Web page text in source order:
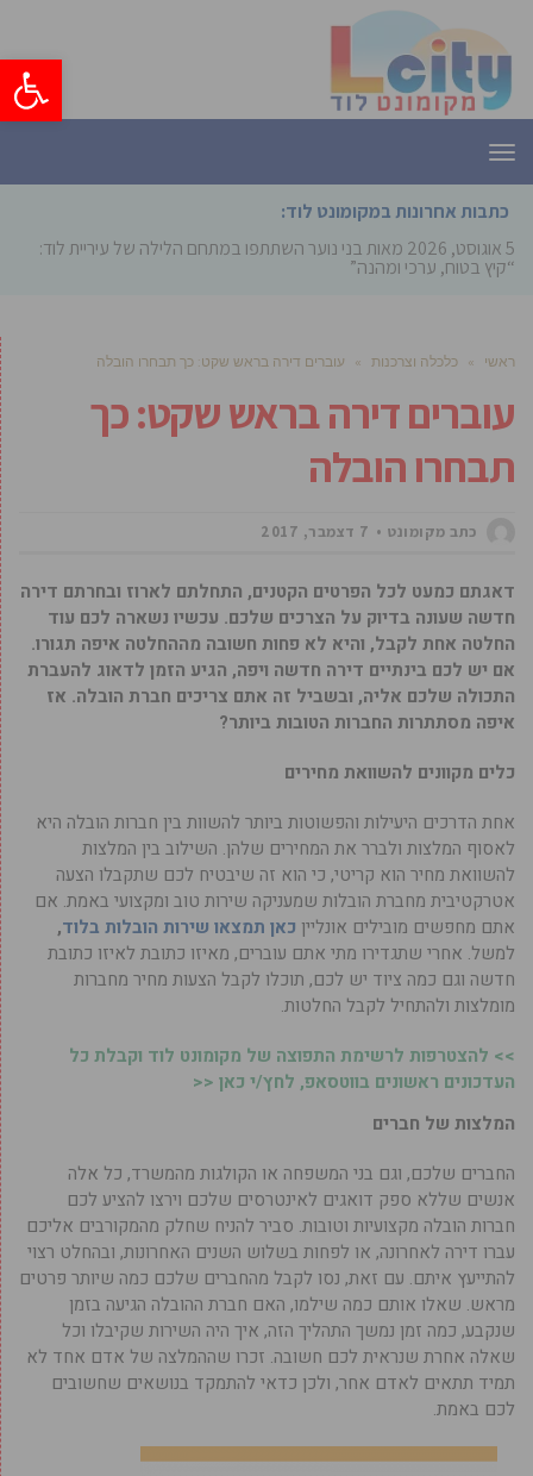
פתח
תפריט
כתבות אחרונות במקומונט לוד:
5 אוגוסט, 2026
מאות בני נוער השתתפו במתחם הלילה של עיריית לוד:
“קיץ בטוח, ערכי ומהנה”
ראשי » כלכלה וצרכנות » עוברים דירה בראש שקט: כך תבחרו הובלה
עוברים דירה בראש שקט: כך
תבחרו הובלה
כתב מקומונט 7 דצמבר, 2017
דאגתם כמעט לכל הפרטים הקטנים, התחלתם לארוז ובחרתם דירה
חדשה שעונה בדיוק על הצרכים שלכם. עכשיו נשארה לכם עוד
החלטה אחת לקבל, והיא לא פחות חשובה מההחלטה איפה תגורו.
אם יש לכם בינתיים דירה חדשה ויפה, הגיע הזמן לדאוג להעברת
התכולה שלכם אליה, ובשביל זה אתם צריכים חברת הובלה. אז
איפה מסתתרות החברות הטובות ביותר?
כלים מקוונים להשוואת מחירים
אחת הדרכים היעילות והפשוטות ביותר להשוות בין חברות הובלה היא
לאסוף המלצות ולברר את המחירים שלהן. השילוב בין המלצות
להשוואת מחיר הוא קריטי, כי הוא זה שיבטיח לכם שתקבלו הצעה
אטרקטיבית מחברת הובלות שמעניקה שירות טוב ומקצועי באמת. אם
אתם מחפשים מובילים אונליין כאן תמצאו שירות הובלות בלוד,
למשל. אחרי שתגדירו מתי אתם עוברים, מאיזו כתובת לאיזו כתובת
חדשה וגם כמה ציוד יש לכם, תוכלו לקבל הצעות מחיר מחברות
מומלצות ולהתחיל לקבל החלטות.
>> להצטרפות לרשימת התפוצה של מקומונט לוד וקבלת כל
העדכונים ראשונים בווטסאפ, לחץ/י כאן <<
המלצות של חברים
החברים שלכם, וגם בני המשפחה או הקולגות מהמשרד, כל אלה
אנשים שללא ספק דואגים לאינטרסים שלכם וירצו להציע לכם
חברות הובלה מקצועיות וטובות. סביר להניח שחלק מהמקורבים אליכם
עברו דירה לאחרונה, או לפחות בשלוש השנים האחרונות, ובהחלט רצוי
להתייעץ איתם. עם זאת, נסו לקבל מהחברים שלכם כמה שיותר פרטים
מראש. שאלו אותם כמה שילמו, האם חברת ההובלה הגיעה בזמן
שנקבע, כמה זמן נמשך התהליך הזה, איך היה השירות שקיבלו וכל
שאלה אחרת שנראית לכם חשובה. זכרו שההמלצה של אדם אחד לא
תמיד תתאים לאדם אחר, ולכן כדאי להתמקד בנושאים שחשובים
לכם באמת.